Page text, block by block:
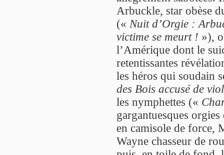
Arbuckle, star obèse
(« Nuit d’Orgie :
victime se meurt ! »),
l’Amérique dont le
retentissantes
les héros qui soudain
des Bois accusé de
les nymphettes («
gargantuesques
en camisole de force,
Wayne chasseur de